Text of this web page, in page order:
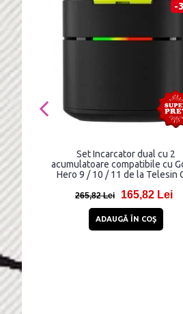
-
Set Incarcator dual cu 2
acumulatoare compatibile cu
Hero 9 / 10 / 11 de la Telesin
rapida
265,82 Lei 165,82 Lei
ADAUGĂ ÎN COŞ